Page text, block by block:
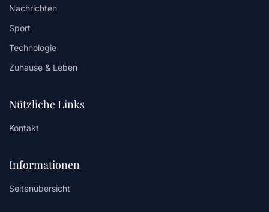
Nachrichten
Sport
Technologie
Zuhause & Leben
Nützliche Links
Kontakt
Informationen
Seitenübersicht